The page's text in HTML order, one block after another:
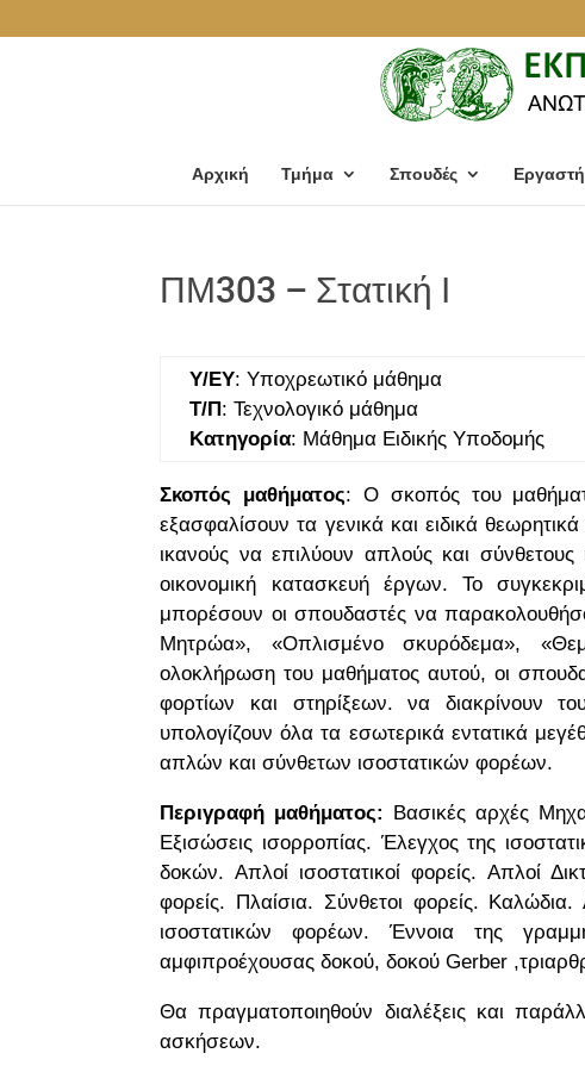
Αρχική Τμήμα Σπουδές
ΠΜ303 – Στατική Ι
Υ/ΕΥ: Υποχρεωτικό μάθημα
Τ/Π: Τεχνολογικό μάθημα
Κατηγορία: Μάθημα Ειδικής Υποδομής
Σκοπός μαθήματος: Ο σκοπός του
εξασφαλίσουν τα γενικά και ειδικά
ικανούς να επιλύουν απλούς και
οικονομική κατασκευή έργων. Το
μπορέσουν οι σπουδαστές να
Μητρώα», «Οπλισμένο σκυρόδεμα»,
ολοκλήρωση του μαθήματος αυτού, οι
φορτίων και στηρίξεων. να διακρίνουν
υπολογίζουν όλα τα εσωτερικά εντατικά
απλών και σύνθετων ισοστατικών φορέων.
Περιγραφή μαθήματος: Βασικές αρχές
Εξισώσεις ισορροπίας. Έλεγχος της
δοκών. Απλοί ισοστατικοί φορείς. Απλοί
φορείς. Πλαίσια. Σύνθετοι φορείς.
ισοστατικών φορέων. Έννοια της
αμφιπροέχουσας δοκού, δοκού Gerber
Θα πραγματοποιηθούν διαλέξεις και
ασκήσεων.